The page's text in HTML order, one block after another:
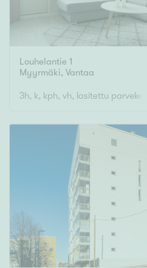
Louhelantie 1
Myyrmäki, Vantaa
3h, k, kph, vh, lasitettu parveke